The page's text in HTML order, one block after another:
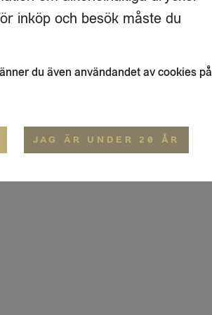
FLAIVY
OM OSS
VILLKOR
inköp och besök måste du
du även användandet av cookies på
JAG ÄR UNDER 20 ÅR